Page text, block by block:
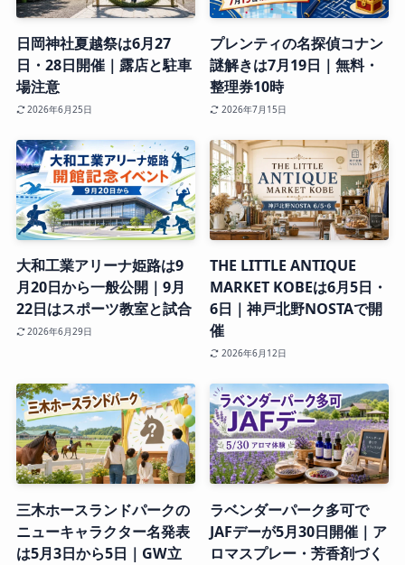
日岡神社夏越祭は6月27
日・28日開催｜露店と駐車
場注意
2026年6月25日
プレンティの名探偵コナン
謎解きは7月19日｜無料・
整理券10時
2026年7月15日
大和工業アリーナ姫路は9
月20日から一般公開｜9月
22日はスポーツ教室と試合
2026年6月29日
THE LITTLE ANTIQUE
MARKET KOBEは6月5日・
6日｜神戸北野NOSTAで開
催
2026年6月12日
三木ホースランドパークの
ニューキャラクター名発表
は5月3日から5日｜GW立
ラベンダーパーク多可で
JAFデーが5月30日開催｜ア
ロマスプレー・芳香剤づく